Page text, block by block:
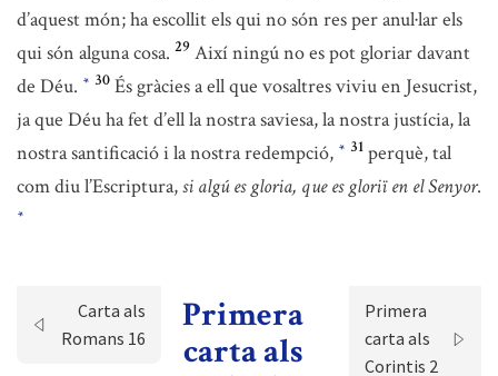
d’aquest món; ha escollit els qui no són res per anul·lar els
qui són alguna cosa. 29 Així ningú no es pot gloriar davant
de Déu. * 30 És gràcies a ell que vosaltres viviu en Jesucrist,
ja que Déu ha fet d’ell la nostra saviesa, la nostra justícia, la
nostra santificació i la nostra redempció, * 31 perquè, tal
com diu l’Escriptura,si algú es gloria, que es gloriï en el Senyor.
*
Carta als
Romans 16
Primera
carta als
Primera
carta als
Corintis 2